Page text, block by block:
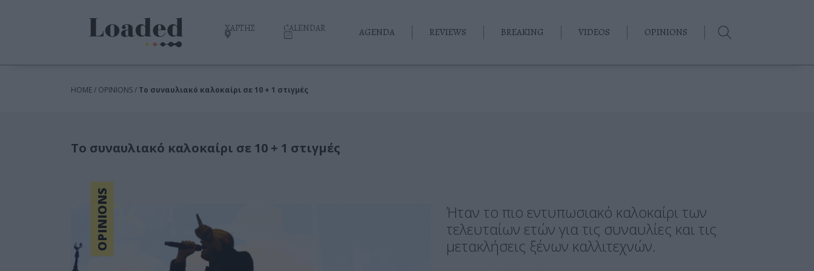
ΧΑΡΤΗΣ CALENDAR AGENDA REVIEWS BREAKING VIDEOS OPINIONS
HOME / OPINIONS / Το συναυλιακό καλοκαίρι σε 10 + 1 στιγμές
Το συναυλιακό καλοκαίρι σε 10 + 1 στιγμές
OPINIONS
Ήταν το πιο εντυπωσιακό καλοκαίρι των
τελευταίων ετών για τις συναυλίες και τις
μετακλήσεις ξένων καλλιτεχνών.